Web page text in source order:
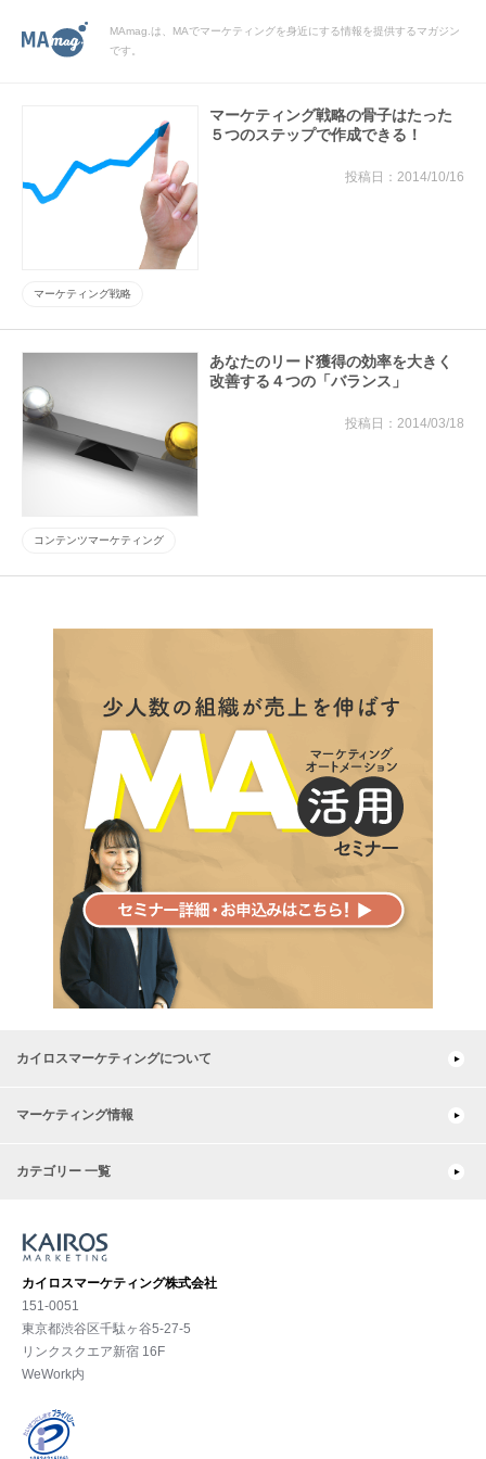
MAmag.は、MAでマーケティングを身近にする情報を提供するマガジン
です。
マーケティング戦略の骨子はたった
５つのステップで作成できる！
2014/10/16
マーケティング戦略
あなたのリード獲得の効率を大きく
改善する４つの「バランス」
2014/03/18
コンテンツマーケティング
カイロスマーケティングについて
マーケティング情報
カテゴリー 一覧
カイロスマーケティング株式会社
151-0051
東京都渋⾕区千駄ヶ谷5-27-5
リンクスクエア新宿 16F
WeWork内